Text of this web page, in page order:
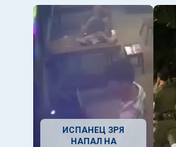
ИСПАНЕЦ ЗРЯ
НАПАЛ НА